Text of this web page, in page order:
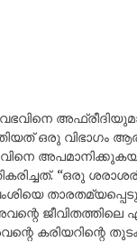
ഒരു വിഭാഗം
‘‘ഒരു
ജീവിതത്തിലെ
കരിയറിന്റെ